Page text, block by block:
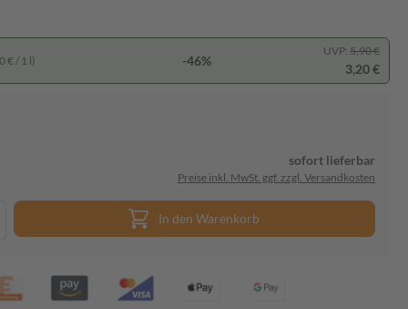
€ / 1 l) -46%
UVP: 5,90 €
3,20 €
sofort lieferbar
Preise inkl. MwSt. ggf. zzgl. Versandkosten
In den Warenkorb